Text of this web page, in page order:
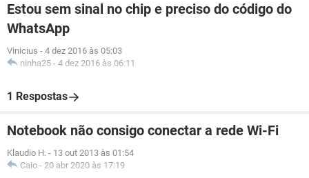
Estou sem sinal no chip e preciso do código do
WhatsApp
Vinicius - 4 dez 2016 às 05:03
ninha25 - 4 dez 2016 às 06:11
1 Respostas
Notebook não consigo conectar a rede Wi-Fi
Klaudio H. - 13 out 2013 às 01:54
Caio - 20 abr 2020 às 17:19